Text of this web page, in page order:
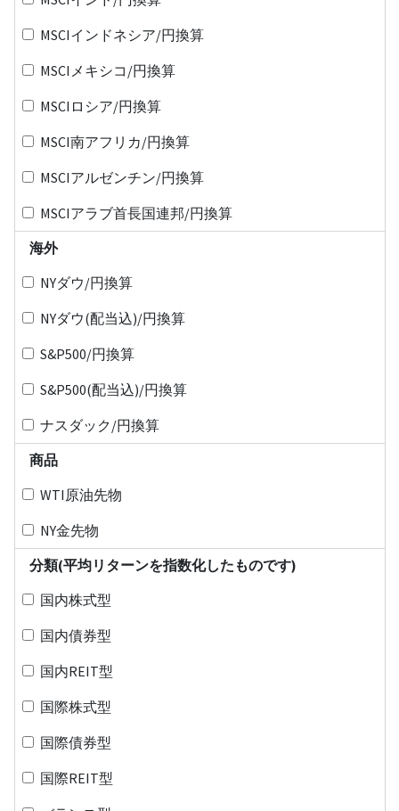
MSCIインドネシア/円換算
MSCIメキシコ/円換算
MSCIロシア/円換算
MSCI南アフリカ/円換算
MSCIアルゼンチン/円換算
MSCIアラブ首長国連邦/円換算
海外
NYダウ/円換算
NYダウ(配当込)/円換算
S&P500/円換算
S&P500(配当込)/円換算
ナスダック/円換算
商品
WTI原油先物
NY金先物
分類(平均リターンを指数化したものです)
国内株式型
国内債券型
国内REIT型
国際株式型
国際債券型
国際REIT型